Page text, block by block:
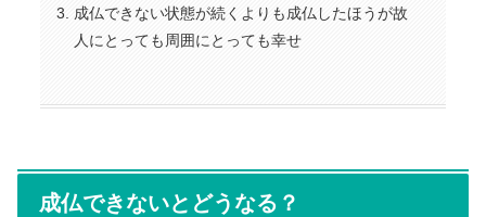
成仏できない状態が続くよりも成仏したほうが故
人にとっても周囲にとっても幸せ
成仏できないとどうなる？